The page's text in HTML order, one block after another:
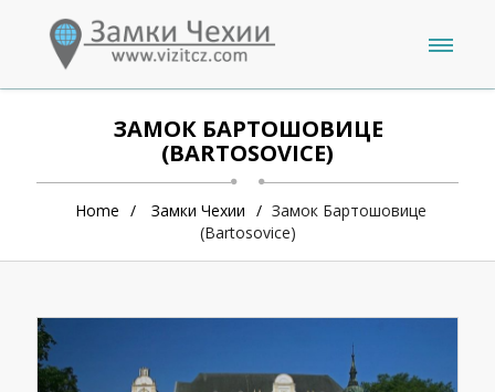
ЗАМОК БАРТОШОВИЦЕ
(BARTOSOVICE)
Home Замки Чехии
Замок Бартошовице
(Bartosovice)